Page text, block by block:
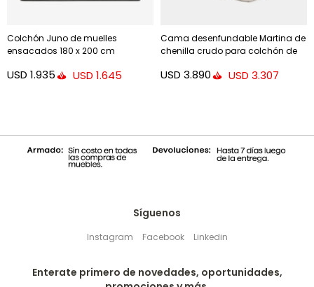
Colchón Juno de muelles
ensacados 180 x 200 cm
USD 1.935 USD 1.645
Cama desenfundable Martina de
chenilla crudo para colchón de
USD 3.890 USD 3.307
Síguenos
Instagram Facebook Linkedin
Enterate primero de novedades, oportunidades,